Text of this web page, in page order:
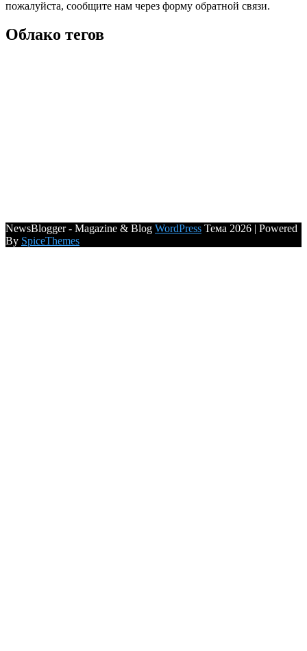
пожалуйста, сообщите нам через форму обратной связи.
Облако тегов
NewsBlogger - Magazine & Blog WordPress Тема 2026 | Powered
By SpiceThemes